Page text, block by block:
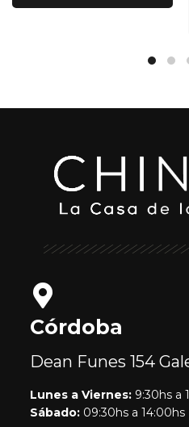
Córdoba
Dean Funes 154
Lunes a Viernes: 9:30hs a
Sábado: 09:30hs a 14:00hs